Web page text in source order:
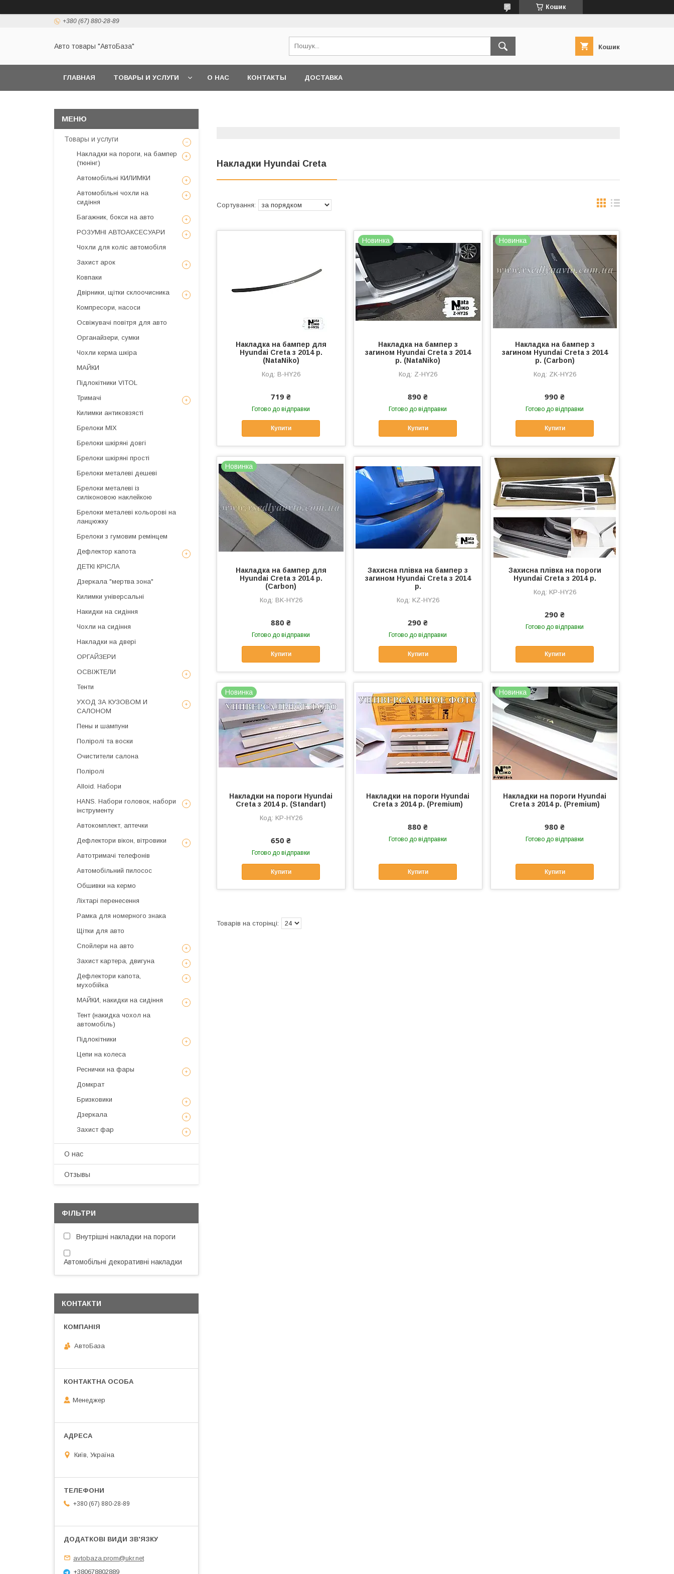
Кошик
+380 (67) 880-28-89
Авто товары "АвтоБаза" Кошик
ГЛАВНАЯ ТОВАРЫ И УСЛУГИ О НАС КОНТАКТЫ ДОСТАВКА
Накладки Hyundai Creta
Накладка на бампер для
Hyundai Creta з 2014 р.
(NataNiko)
B-HY26
719 ₴
Готово до відправки
Купити
Новинка
Накладка на бампер з
загином Hyundai Creta з 2014
р. (NataNiko)
Z-HY26
890 ₴
Готово до відправки
Купити
Новинка
Накладка на бампер з
загином Hyundai Creta з 2014
р. (Carbon)
ZK-HY26
990 ₴
Готово до відправки
Купити
Новинка
Накладка на бампер для
Hyundai Creta з 2014 р.
(Carbon)
BK-HY26
880 ₴
Готово до відправки
Купити
Захисна плівка на бампер з
загином Hyundai Creta з 2014
р.
KZ-HY26
290 ₴
Готово до відправки
Купити
Захисна плівка на пороги
Hyundai Creta з 2014 р.
KP-HY26
290 ₴
Готово до відправки
Купити
Новинка
Накладки на пороги Hyundai
Creta з 2014 р. (Standart)
KP-HY26
650 ₴
Готово до відправки
Купити
Накладки на пороги Hyundai
Creta з 2014 р. (Premium)
880 ₴
Готово до відправки
Купити
Новинка
Накладки на пороги Hyundai
Creta з 2014 р. (Premium)
980 ₴
Готово до відправки
Купити
Товары и услуги
Накладки на пороги, на бампер
(тюнінг)
Автомобільні КИЛИМКИ
Автомобільні чохли на
сидіння
Багажник, бокси на авто
РОЗУМНІ АВТОАКСЕСУАРИ
Чохли для коліс автомобіля
Захист арок
Ковпаки
Двірники, щітки склоочисника
Компресори, насоси
Освіжувачі повітря для авто
Органайзери, сумки
Чохли керма шкіра
МАЙКИ
Підлокітники VITOL
Тримачі
Килимки антиковзясті
Брелоки MIX
Брелоки шкіряні довгі
Брелоки шкіряні прості
Брелоки металеві дешеві
Брелоки металеві із
силіконовою наклейкою
Брелоки металеві кольорові на
ланцюжку
Брелоки з гумовим ремінцем
Дефлектор капота
ДЕТКІ КРІСЛА
Дзеркала "мертва зона"
Килимки універсальні
Накидки на сидіння
Чохли на сидіння
Накладки на двері
ОРГАЙЗЕРИ
ОСВІЖТЕЛИ
Тенти
УХОД ЗА КУЗОВОМ И
САЛОНОМ
Пены и шампуни
Поліролі та воски
Очистители салона
Поліролі
Alloid. Набори
HANS. Набори головок, набори
інструменту
Автокомплект, аптечки
Дефлектори вікон, вітровики
Автотримачі телефонів
Автомобільний пилосос
Обшивки на кермо
Ліхтарі перенесення
Рамка для номерного знака
Щітки для авто
Спойлери на авто
Захист картера, двигуна
Дефлектори капота,
мухобійка
МАЙКИ, накидки на сидіння
Тент (накидка чохол на
автомобіль)
Підлокітники
Цепи на колеса
Реснички на фары
Домкрат
Бризковики
Дзеркала
Захист фар
О нас
Отзывы
ФІЛЬТРИ
Внутрішні накладки на пороги
Автомобільні декоративні накладки
КОНТАКТИ
АвтоБаза
Менеджер
Київ, Україна
+380 (67) 880-28-89
avtobaza.prom@ukr.net
+380678802889